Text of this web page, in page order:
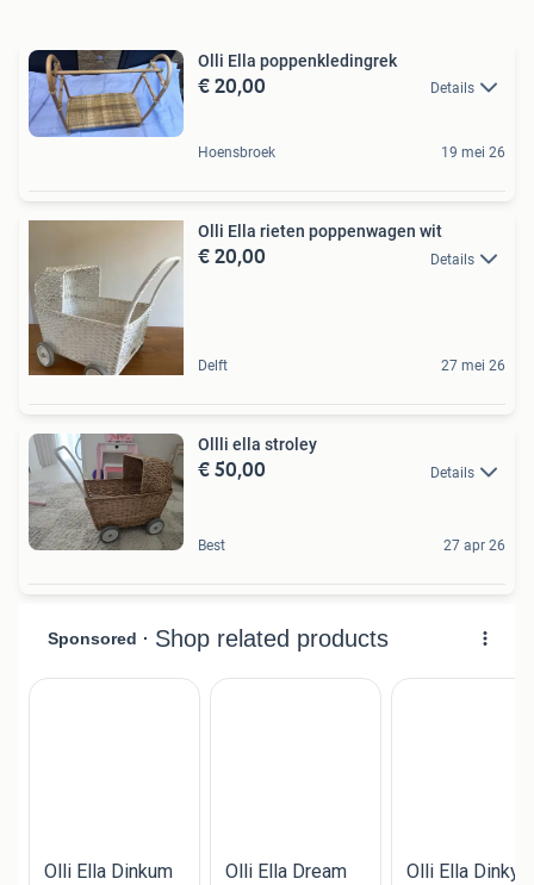
Olli Ella poppenkledingrek
€ 20,00 Details
Hoensbroek 19 mei 26
Olli Ella rieten poppenwagen wit
€ 20,00 Details
Delft 27 mei 26
Ollli ella stroley
€ 50,00 Details
Best 27 apr 26